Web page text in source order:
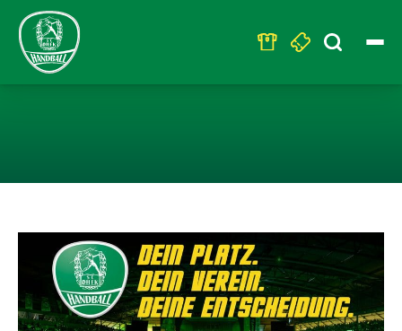
Search
for: